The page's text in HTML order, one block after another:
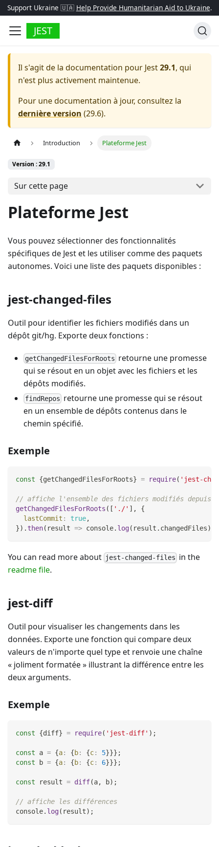
Support Ukraine 🇺🇦 Help Provide Humanitarian Aid to Ukraine.
JEST
Il s'agit de la documentation pour Jest29.1, qui
n'est plus activement maintenue.
Pour une documentation à jour, consultez la
dernière version (29.6).
Introduction Plateforme Jest
Version : 29.1
Sur cette page
Plateforme Jest
Vous pouvez sélectionner des fonctionnalités
spécifiques de Jest et les utiliser comme des paquets
autonomes. Voici une liste des paquets disponibles :
jest-changed-files
Outil pour identifier les fichiers modifiés dans un
dépôt git/hg. Exporte deux fonctions :
getChangedFilesForRoots retourne une promesse
qui se résout en un objet avec les fichiers et les
dépôts modifiés.
findRepos retourne une promesse qui se résout
en un ensemble de dépôts contenus dans le
chemin spécifié.
Exemple
const {getChangedFilesForRoots} = require( 'jest-
// affiche l'ensemble des fichiers modifiés depuis
getChangedFilesForRoots ( [ './' ] ,
{
lastCommit : true,
}) . then( result => console. log( result . changedFiles)
You can read more about jest-changed-files in the
readme file.
jest-diff
Outil pour visualiser les changements dans les
données. Exporte une fonction qui compare deux
valeurs de n'importe quel type et renvoie une chaîne
« joliment formatée » illustrant la différence entre les
deux arguments.
Exemple
const {diff} = require( 'jest-diff' ) ;
const a = {a: {b: {c: 5}}} ;
const b = {a: {b: {c: 6}}} ;
const result = diff(a, b) ;
// affiche les différences
console. log( result) ;